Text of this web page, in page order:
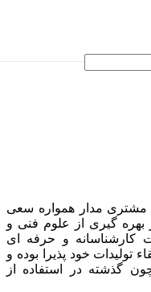
مشتری مدار همواره سعی
بهره گیری از علوم فنی و
کارشناسانه و حرفه ای
تولیدات خود پذیرا بوده و
گذشته در استفاده از